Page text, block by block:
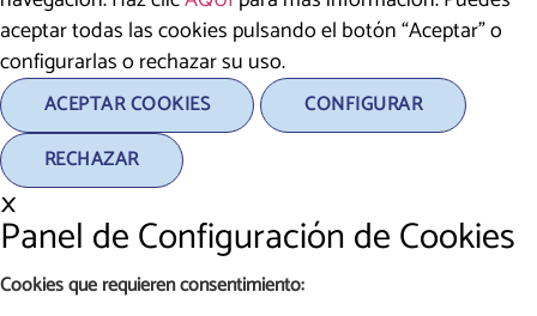
aceptar todas las cookies pulsando el botón “Aceptar” o
configurarlas o rechazar su uso.
ACEPTAR COOKIES
CONFIGURAR
RECHAZAR
×
Panel de Configuración de Cookies
Cookies que requieren consentimiento: